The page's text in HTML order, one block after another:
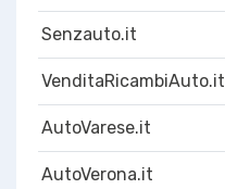
Senzauto.it
VenditaRicambiAuto.it
AutoVarese.it
AutoVerona.it